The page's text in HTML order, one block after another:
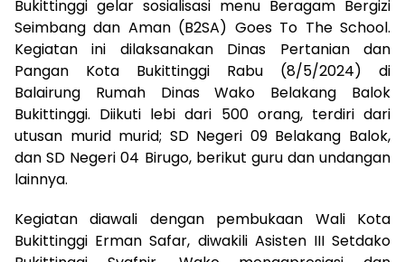
Bukittinggi gelar sosialisasi menu Beragam Bergizi
Seimbang dan Aman (B2SA) Goes To The School.
Kegiatan ini dilaksanakan Dinas Pertanian dan
Pangan Kota Bukittinggi Rabu (8/5/2024) di
Balairung Rumah Dinas Wako Belakang Balok
Bukittinggi. Diikuti lebi dari 500 orang, terdiri dari
utusan murid murid; SD Negeri 09 Belakang Balok,
dan SD Negeri 04 Birugo, berikut guru dan undangan
lainnya.
Kegiatan diawali dengan pembukaan Wali Kota
Bukittinggi Erman Safar, diwakili Asisten III Setdako